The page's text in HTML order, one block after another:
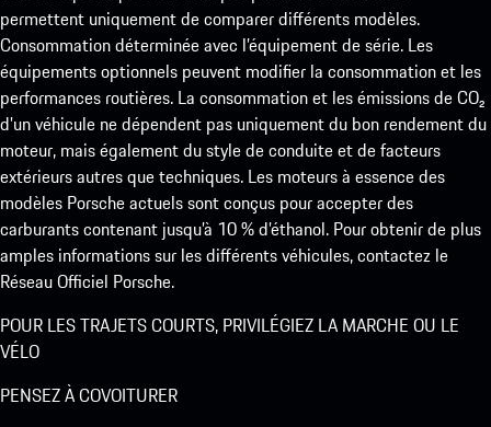
permettent uniquement de comparer différents modèles.
Consommation déterminée avec l’équipement de série. Les
équipements optionnels peuvent modifier la consommation et les
performances routières. La consommation et les émissions de CO₂
d’un véhicule ne dépendent pas uniquement du bon rendement du
moteur, mais également du style de conduite et de facteurs
extérieurs autres que techniques. Les moteurs à essence des
modèles Porsche actuels sont conçus pour accepter des
carburants contenant jusqu’à 10 % d’éthanol. Pour obtenir de plus
amples informations sur les différents véhicules, contactez le
Réseau Officiel Porsche.
POUR LES TRAJETS COURTS, PRIVILÉGIEZ LA MARCHE OU LE
VÉLO
PENSEZ À COVOITURER